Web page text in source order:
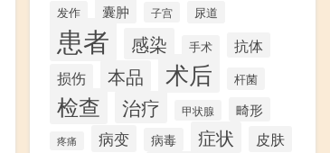
发作 囊肿 子宫 尿道
患者 感染 手术 抗体
损伤 本品 术后 杆菌
检查 治疗 甲状腺 畸形
疼痛 病变 病毒 症状 皮肤